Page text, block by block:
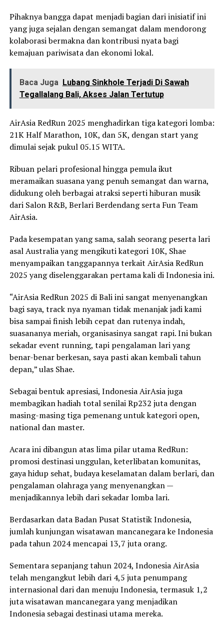
Pihaknya bangga dapat menjadi bagian dari inisiatif ini
yang juga sejalan dengan semangat dalam mendorong
kolaborasi bermakna dan kontribusi nyata bagi
kemajuan pariwisata dan ekonomi lokal.
Baca Juga Lubang Sinkhole Terjadi Di Sawah
Tegallalang Bali, Akses Jalan Tertutup
AirAsia RedRun 2025 menghadirkan tiga kategori lomba:
21K Half Marathon, 10K, dan 5K, dengan start yang
dimulai sejak pukul 05.15 WITA.
Ribuan pelari profesional hingga pemula ikut
meramaikan suasana yang penuh semangat dan warna,
didukung oleh berbagai atraksi seperti hiburan musik
dari Salon R&B, Berlari Berdendang serta Fun Team
AirAsia.
Pada kesempatan yang sama, salah seorang peserta lari
asal Australia yang mengikuti kategori 10K, Shae
menyampaikan tanggapannya terkait AirAsia RedRun
2025 yang diselenggarakan pertama kali di Indonesia ini.
“AirAsia RedRun 2025 di Bali ini sangat menyenangkan
bagi saya, track nya nyaman tidak menanjak jadi kami
bisa sampai finish lebih cepat dan rutenya indah,
suasananya meriah, organisasinya sangat rapi. Ini bukan
sekadar event running, tapi pengalaman lari yang
benar-benar berkesan, saya pasti akan kembali tahun
depan,” ulas Shae.
Sebagai bentuk apresiasi, Indonesia AirAsia juga
membagikan hadiah total senilai Rp232 juta dengan
masing-masing tiga pemenang untuk kategori open,
national dan master.
Acara ini dibangun atas lima pilar utama RedRun:
promosi destinasi unggulan, keterlibatan komunitas,
gaya hidup sehat, budaya keselamatan dalam berlari, dan
pengalaman olahraga yang menyenangkan —
menjadikannya lebih dari sekadar lomba lari.
Berdasarkan data Badan Pusat Statistik Indonesia,
jumlah kunjungan wisatawan mancanegara ke Indonesia
pada tahun 2024 mencapai 13,7 juta orang.
Sementara sepanjang tahun 2024, Indonesia AirAsia
telah mengangkut lebih dari 4,5 juta penumpang
internasional dari dan menuju Indonesia, termasuk 1,2
juta wisatawan mancanegara yang menjadikan
Indonesia sebagai destinasi utama mereka.